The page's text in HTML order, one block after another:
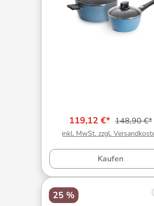
119,12 €* 148,90 €*
inkl. MwSt. zzgl.
Kaufen
25 %